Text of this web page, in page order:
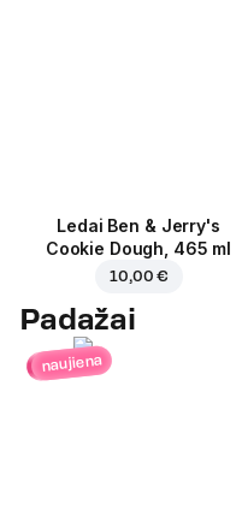
Ledai Ben & Jerry's
Cookie Dough, 465 ml
10,00 €
Padažai
naujiena